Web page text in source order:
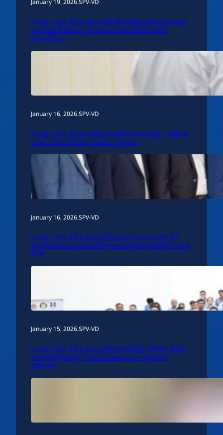
January 19, 2026.SPV-VD
ឯកឧត្តម សុខ ពុទ្ធិវុធ បានអញ្ជើញដឹកនាំកិច្ចប្រជុំតាមដានវឌ្ឍន
ភាពការងារវិស័យបច្ចេកវិទ្យាគមនាគមន៍និងព័ត៌មាននិង
វិស័យឌីជីថល
January 16, 2026.SPV-VD
ឯកឧត្តម សុខ ពុទ្ធិវុធ អញ្ជើញចូលរួមរំលែកមរណទុក្ខ ឧកញ៉ា ជា
ដាណា និងលោកជំទាវ ព្រមទាំងក្រុមគ្រួសារ
January 16, 2026.SPV-VD
ឯកឧត្តម សុខ ពុទ្ធិវុធ បានអញ្ជើញជួបសំណេះសំណាល និង
ទទួលអំណោយសប្បុរសធម៌ពីក្រុមការងារគ្រប់គ្រងនិស្សិត អ.ម.ត
ទី១២
January 15, 2026.SPV-VD
ឯកឧត្តម សុខ ពុទ្ធិវុធ បានអញ្ជើញជាអធិបតីក្នុងពិធីបើកដំណើរ
ការបង្រៀនក្លឹបសិក្សា «មនសិការពលរដ្ឋល្អ» ខេត្តតាកែវ
ឆ្នាំ២០២៦